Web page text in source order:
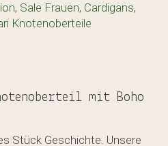
, Sale Frauen, Cardigans,
Knotenoberteile
mit Boho
Stück Geschichte. Unsere